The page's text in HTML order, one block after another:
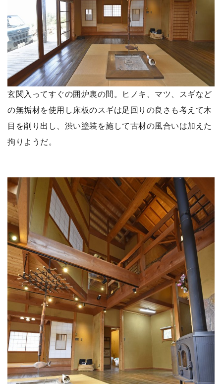
玄関入ってすぐの囲炉裏の間。ヒノキ、マツ、スギなど
の無垢材を使用し床板のスギは足回りの良さも考えて木
目を削り出し、渋い塗装を施して古材の風合いは加えた
拘りようだ。